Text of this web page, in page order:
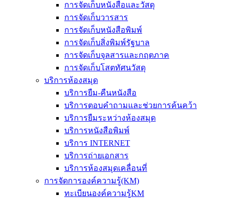
การจัดเก็บหนังสือและวัสดุ
การจัดเก็บวารสาร
การจัดเก็บหนังสือพิมพ์
การจัดเก็บสิ่งพิมพ์รัฐบาล
การจัดเก็บจุลสารและกฤตภาค
การจัดเก็บโสตทัศนวัสดุ
บริการห้องสมุด
บริการยืม-คืนหนังสือ
บริการตอบคำถามและช่วยการค้นคว้า
บริการยืมระหว่างห้องสมุด
บริการหนังสือพิมพ์
บริการ INTERNET
บริการถ่ายเอกสาร
บริการห้องสมุดเคลื่อนที่
การจัดการองค์ความรู้(KM)
ทะเบียนองค์ความรู้KM